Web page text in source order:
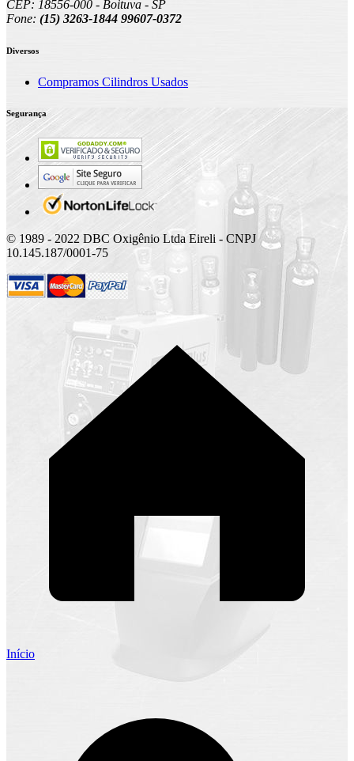
CEP: 18556-000 - Boituva - SP
Fone: (15) 3263-1844 99607-0372
Diversos
Compramos Cilindros Usados
Segurança
© 1989 - 2022 DBC Oxigênio Ltda Eireli - CNPJ
10.145.187/0001-75
Início